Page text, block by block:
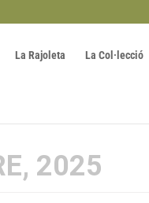
La Rajoleta La Col·lecció
2025